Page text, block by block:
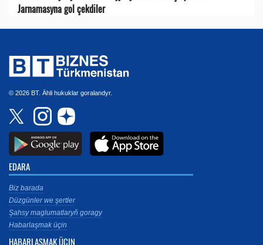
Jarnamasyna gol çekdiler
© 2026 BT. Ähli hukuklar goralandyr.
EDARA
Biz barada
Düzgünler we şertler
Şahsy maglumatlaryň goragy
Habarlaşmak üçin
HABARLAŞMAK ÜÇIN